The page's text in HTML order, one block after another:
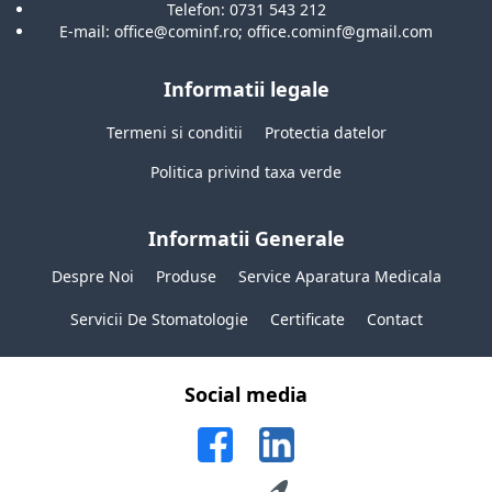
fiecare 15 mm) pentru o amenajare
Interiorul dispune de patru sertare din
aluminiu, ajustabile pe inaltime cu
ajutorul unor telescoape cu opritoare.
Capacitate: 300 litri;
Telefon: 0731 543 212
E-mail: office@cominf.ro; office.cominf@gmail.com
Informatii legale
Termeni si conditii
Protectia datelor
Politica privind taxa verde
Informatii Generale
Despre Noi Produse Service Aparatura Medicala
Servicii De Stomatologie Certificate Contact
Social media